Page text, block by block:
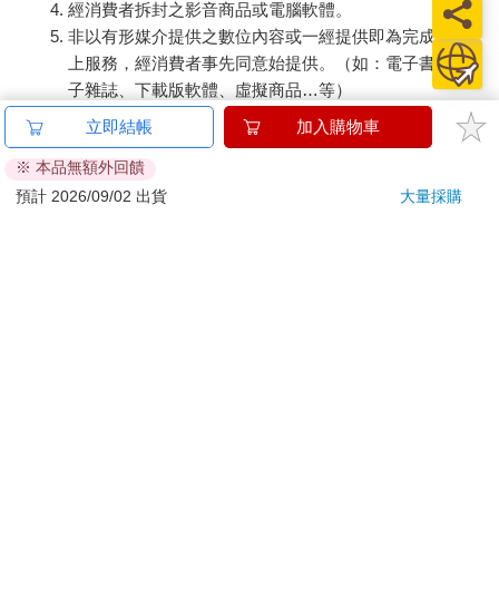
經消費者拆封之影音商品或電腦軟體。
非以有形媒介提供之數位內容或一經提供即為完成之線
上服務，經消費者事先同意始提供。（如：電子書、電
子雜誌、下載版軟體、虛擬商品…等）
已拆封之個人衛生用品。（如：內衣褲、刮鬍刀、除毛
刀…等）
若非上列種類商品，均享有到貨7天的猶豫期（含例假
日）。
立即結帳 加入購物車
※ 本品無額外回饋
預計 2026/09/02 出貨
大量採購